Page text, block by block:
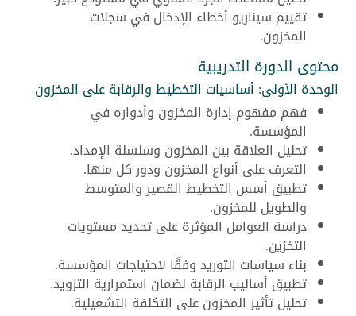
تقييم سيناريو أخطاء الإدخال في سجلات
المخزون.
محتوى الدورة التدريبية
الوحدة الأولى: أساسيات التخطيط والرقابة على المخزون
فهم مفهوم إدارة المخزون وأدواره في
المؤسسة.
تحليل العلاقة بين المخزون وسلسلة الإمداد.
التعرف على أنواع المخزون ودور كل منها.
تطبيق أسس التخطيط القصير والمتوسط
والطويل للمخزون.
دراسة العوامل المؤثرة على تحديد مستويات
التخزين.
بناء سياسات التوريد وفقًا لاحتياجات المؤسسة.
تطبيق أساليب الرقابة لضمان استمرارية التزويد.
تحليل تأثير المخزون على التكلفة التشغيلية.